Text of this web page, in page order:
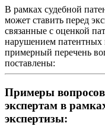
В рамках судебной
может ставить перед
связанные с оценкой
нарушением патентных
примерный перечень
поставлены:
Примеры
экспертам в
экспертизы: